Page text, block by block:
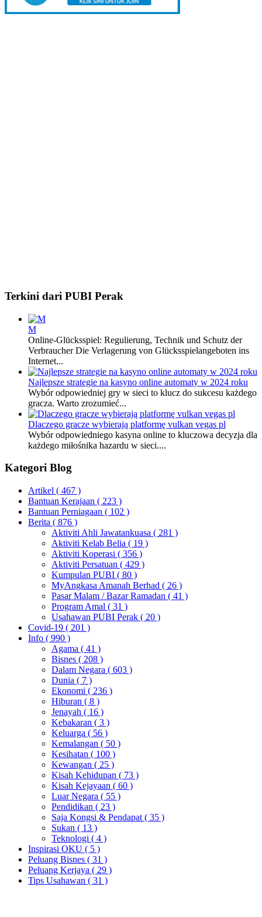
Terkini dari PUBI Perak
M
Online-Glücksspiel: Regulierung, Technik und Schutz der
Verbraucher Die Verlagerung von Glücksspielangeboten ins
Internet...
Najlepsze strategie na kasyno online automaty w 2024 roku
Wybór odpowiedniej gry w sieci to klucz do sukcesu każdego
gracza. Warto zrozumieć...
Dlaczego gracze wybierają platformę vulkan vegas pl
Wybór odpowiedniego kasyna online to kluczowa decyzja dla
każdego miłośnika hazardu w sieci....
Kategori Blog
Artikel ( 467 )
Bantuan Kerajaan ( 223 )
Bantuan Perniagaan ( 102 )
Berita ( 876 )
Aktiviti Ahli Jawatankuasa ( 281 )
Aktiviti Kelab Belia ( 19 )
Aktiviti Koperasi ( 356 )
Aktiviti Persatuan ( 429 )
Kumpulan PUBI ( 80 )
MyAngkasa Amanah Berhad ( 26 )
Pasar Malam / Bazar Ramadan ( 41 )
Program Amal ( 31 )
Usahawan PUBI Perak ( 20 )
Covid-19 ( 201 )
Info ( 990 )
Agama ( 41 )
Bisnes ( 208 )
Dalam Negara ( 603 )
Dunia ( 7 )
Ekonomi ( 236 )
Hiburan ( 8 )
Jenayah ( 16 )
Kebakaran ( 3 )
Keluarga ( 56 )
Kemalangan ( 50 )
Kesihatan ( 100 )
Kewangan ( 25 )
Kisah Kehidupan ( 73 )
Kisah Kejayaan ( 60 )
Luar Negara ( 55 )
Pendidikan ( 23 )
Saja Kongsi & Pendapat ( 35 )
Sukan ( 13 )
Teknologi ( 4 )
Inspirasi OKU ( 5 )
Peluang Bisnes ( 31 )
Peluang Kerjaya ( 29 )
Tips Usahawan ( 31 )